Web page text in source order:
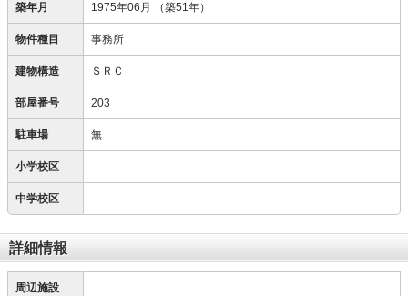
築年月 1975年06月 （築51年）
物件種目 事務所
建物構造 ＳＲＣ
部屋番号 203
駐車場 無
小学校区
中学校区
詳細情報
周辺施設